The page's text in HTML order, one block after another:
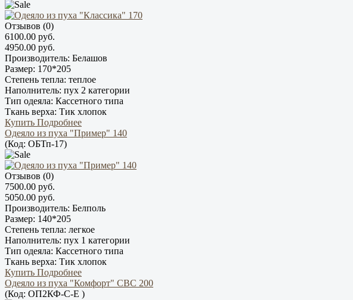
Отзывов (0)
6100.00 руб.
4950.00 руб.
Производитель: Белашов
Размер: 170*205
Степень тепла: теплое
Наполнитель: пух 2 категории
Тип одеяла: Кассетного типа
Ткань верха: Тик хлопок
Купить Подробнее
Одеяло из пуха "Пример" 140
(Код: ОБТп-17)
Отзывов (0)
7500.00 руб.
5050.00 руб.
Производитель: Белполь
Размер: 140*205
Степень тепла: легкое
Наполнитель: пух 1 категории
Тип одеяла: Кассетного типа
Ткань верха: Тик хлопок
Купить Подробнее
Одеяло из пуха "Комфорт" СВС 200
(Код: ОП2КФ-С-Е )